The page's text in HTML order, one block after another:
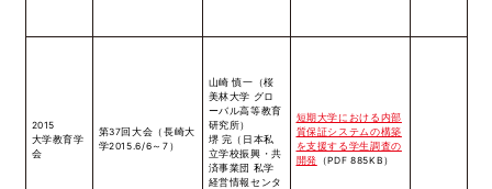
2015
大学教育学
会
第37回大会（長崎大
学2015.6/6～7）
山崎 慎一（桜
美林大学 グロ
ーバル高等教育
研究所）
堺 完（日本私
立学校振興・共
済事業団 私学
経営情報センタ
短期大学における内部
質保証システムの構築
を支援する学生調査の
開発 （PDF 885KB）